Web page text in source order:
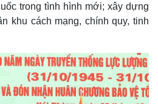
trong tình hình mới; xây dựng
khu cách mạng, chính quy, tinh